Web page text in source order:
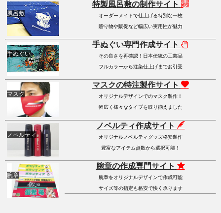
風呂敷
特製風呂敷の制作サイト
オーダーメイドで仕上げる特別な一枚
贈り物や販促など幅広い実用性が魅力
手ぬぐい
手ぬぐい専門作成サイト
その良さを再確認！日本伝統の工芸品
フルカラーから注染仕上げまでお引受
マスク
マスクの特注製作サイト
オリジナルデザインでのマスク製作！
幅広く様々なタイプを取り揃えました
ノベルティ
ノベルティ作成サイト
オリジナルノベルティグッズ格安製作
豊富なアイテム点数から選択可能！
腕章
腕章の作成専門サイト
腕章をオリジナルデザインで作成可能
サイズ等の指定も格安で快く承ります